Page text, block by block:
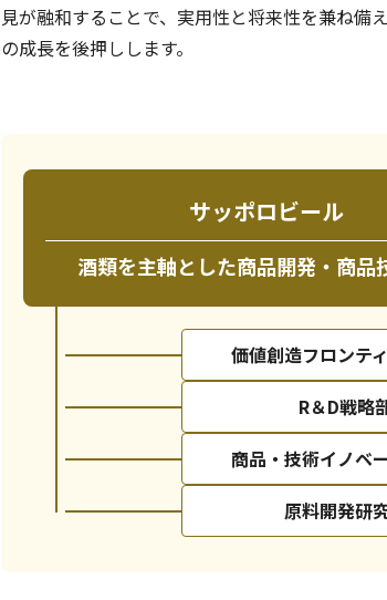
見が融和することで、実用性と将来性を兼ね備
の成長を後押しします。
サッポロビール
酒類を主軸とした商品開発・商品
価値創造フロンテ
R＆D戦略
商品・技術イノベ
原料開発研